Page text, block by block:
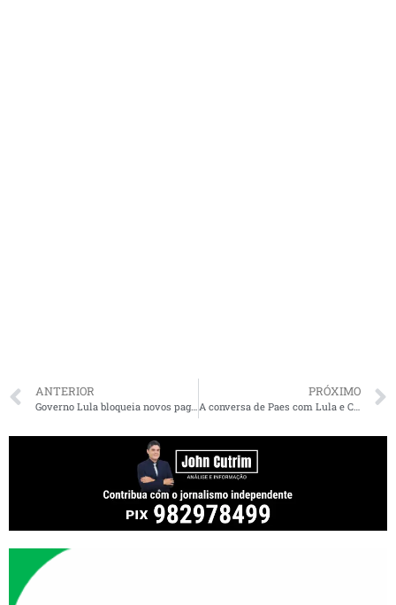
ANTERIOR
Governo Lula bloqueia novos pagamentos de emendas após decisão de Dino
PRÓXIMO
A conversa de Paes com Lula e Camarão sobre terreno do Estádio do Flamengo